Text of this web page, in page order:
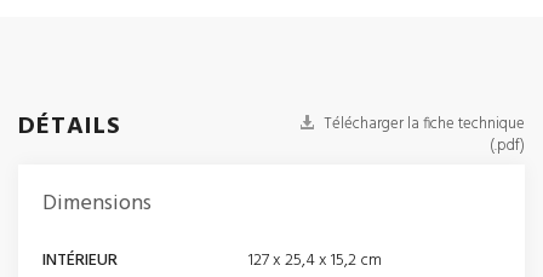
DÉTAILS
Télécharger la fiche technique
(.pdf)
Dimensions
INTÉRIEUR
127 x 25,4 x 15,2 cm